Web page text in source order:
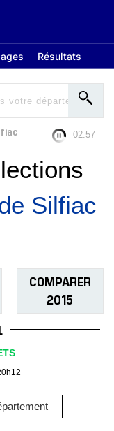
Résultats
02:57
Silfiac
COMPARER
2015